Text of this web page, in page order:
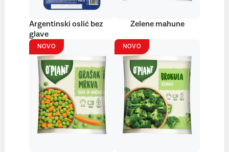
Argentinski oslić bez
glave
Zelene mahune
NOVO NOVO